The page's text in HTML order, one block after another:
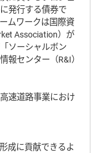
発行する債券で
ムワークは国際資
Association）が
ソーシャルボン
報センター（R&I）
速道路事業におけ
成に貢献できるよ